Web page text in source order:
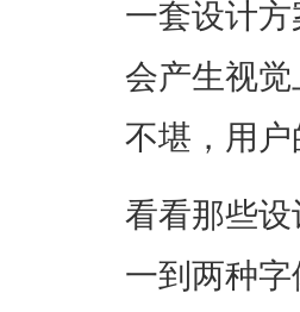
一套设计
会产生视
不堪，用
看看那些
一到两种